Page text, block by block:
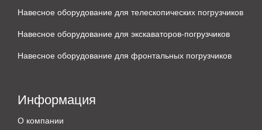
Навесное оборудование для телескопических погрузчиков
Навесное оборудование для экскаваторов-погрузчиков
Навесное оборудование для фронтальных погрузчиков
Информация
О компании